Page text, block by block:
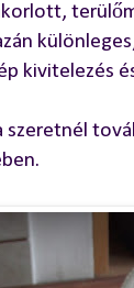
kivitelezés
szeretnél